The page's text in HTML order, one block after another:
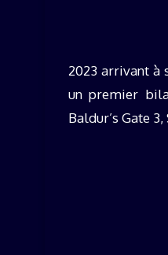
2023 arrivant à
un premier
Baldur’s Gate